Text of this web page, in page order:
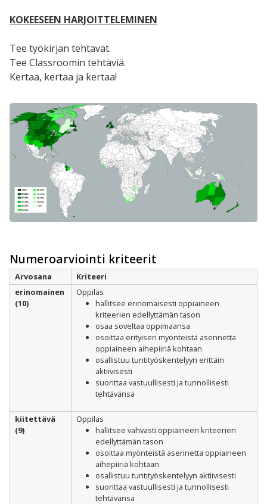
KOKEESEEN HARJOITTELEMINEN
Tee työkirjan tehtävät.
Tee Classroomin tehtäviä.
Kertaa, kertaa ja kertaa!
Numeroarviointi kriteerit
Arvosana
Kriteeri
erinomainen
(10)
Oppilas
hallitsee erinomaisesti oppiaineen
kriteerien edellyttämän tason
osaa soveltaa oppimaansa
osoittaa erityisen myönteistä asennetta
oppiaineen aihepiiriä kohtaan
osallistuu tuntityöskentelyyn erittäin
aktiivisesti
suorittaa vastuullisesti ja tunnollisesti
tehtävänsä
kiitettävä
(9)
Oppilas
hallitsee vahvasti oppiaineen kriteerien
edellyttämän tason
osoittaa myönteistä asennetta oppiaineen
aihepiiriä kohtaan
osallistuu tuntityöskentelyyn aktiivisesti
suorittaa vastuullisesti ja tunnollisesti
tehtävänsä